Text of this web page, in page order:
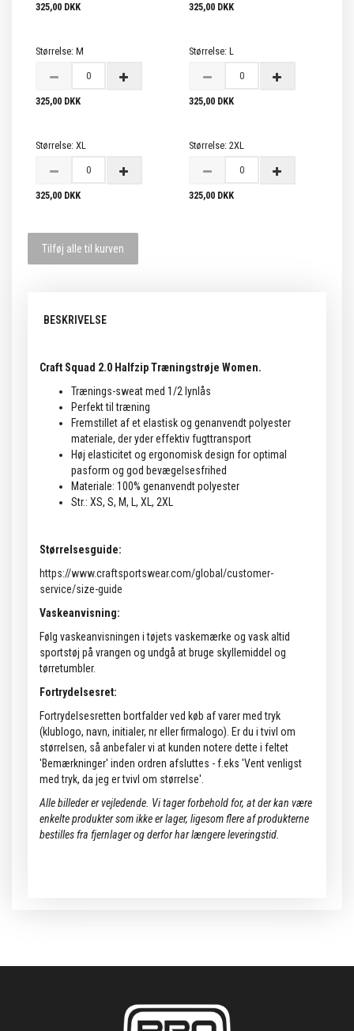
325,00 DKK 325,00 DKK
Størrelse: M
325,00 DKK
Størrelse: L
325,00 DKK
Størrelse: XL
325,00 DKK
Størrelse: 2XL
325,00 DKK
Tilføj alle til kurven
BESKRIVELSE
Craft Squad 2.0 Halfzip Træningstrøje Women.
Trænings-sweat med 1/2 lynlås
Perfekt til træning
Fremstillet af et elastisk og genanvendt polyester
materiale, der yder effektiv fugttransport
Høj elasticitet og ergonomisk design for optimal
pasform og god bevægelsesfrihed
Materiale: 100% genanvendt polyester
Str.: XS, S, M, L, XL, 2XL
Størrelsesguide:
https://www.craftsportswear.com/global/customer-
service/size-guide
Vaskeanvisning:
Følg vaskeanvisningen i tøjets vaskemærke og vask altid
sportstøj på vrangen og undgå at bruge skyllemiddel og
tørretumbler.
Fortrydelsesret:
Fortrydelsesretten bortfalder ved køb af varer med tryk
(klublogo, navn, initialer, nr eller firmalogo). Er du i tvivl om
størrelsen, så anbefaler vi at kunden notere dette i feltet
'Bemærkninger' inden ordren afsluttes - f.eks 'Vent venligst
med tryk, da jeg er tvivl om størrelse'.
Alle billeder er vejledende. Vi tager forbehold for, at der kan være
enkelte produkter som ikke er lager, ligesom flere af produkterne
bestilles fra fjernlager og derfor har længere leveringstid.